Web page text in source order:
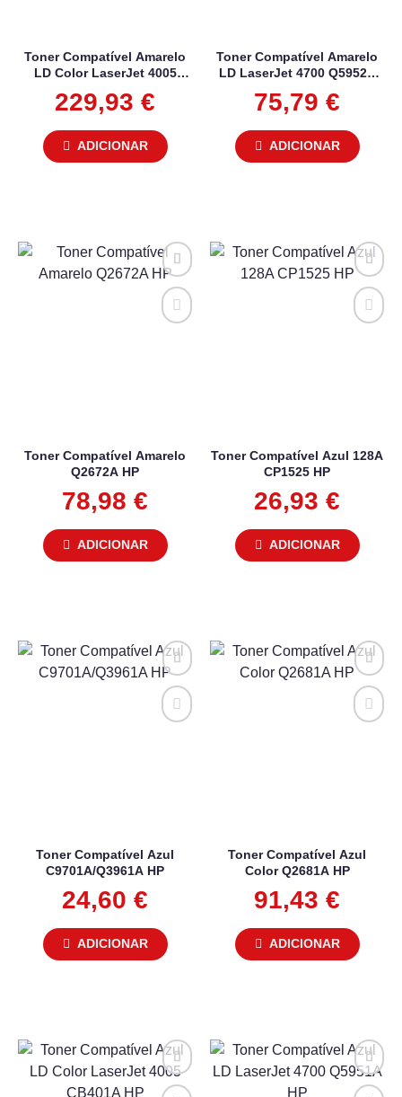
Toner Compatível Amarelo
LD Color LaserJet 4005
229,93 €
ADICIONAR
Toner Compatível Amarelo
LD LaserJet 4700 Q5952A
75,79 €
ADICIONAR
Toner Compatível Amarelo
Q2672A HP
78,98 €
ADICIONAR
Toner Compatível Azul 128A
CP1525 HP
26,93 €
ADICIONAR
Toner Compatível Azul
C9701A/Q3961A HP
24,60 €
ADICIONAR
Toner Compatível Azul
Color Q2681A HP
91,43 €
ADICIONAR